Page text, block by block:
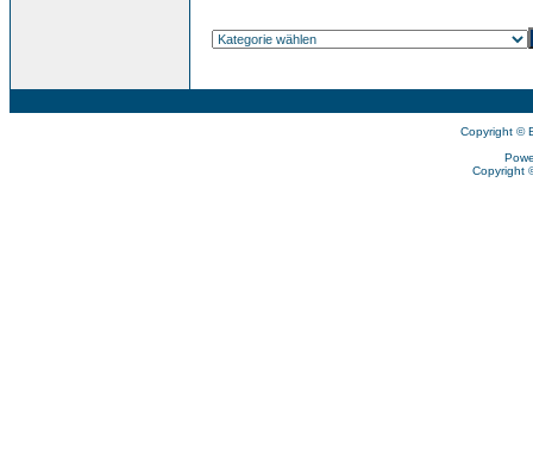
Copyright ©
Copyright